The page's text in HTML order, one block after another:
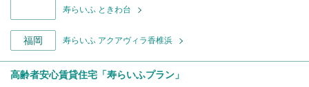
寿らいふ ときわ台
福岡 寿らいふ アクアヴィラ香椎浜
高齢者安心賃貸住宅「寿らいふプラン」